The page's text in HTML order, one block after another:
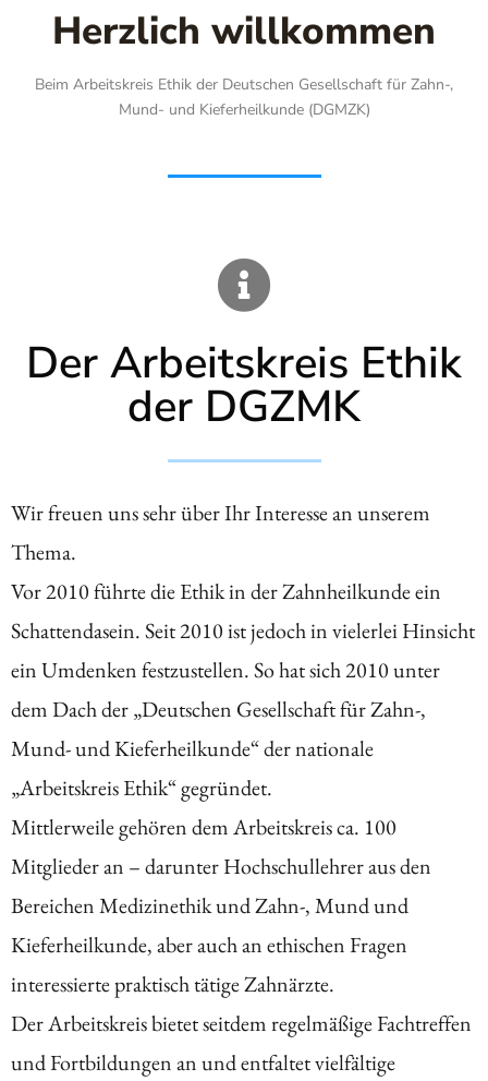
Herzlich willkommen
Beim Arbeitskreis Ethik der Deutschen Gesellschaft für Zahn-,
Mund- und Kieferheilkunde (DGMZK)
Der Arbeitskreis Ethik
der DGZMK
Wir freuen uns sehr über Ihr Interesse an unserem
Thema.
Vor 2010 führte die Ethik in der Zahnheilkunde ein
Schattendasein. Seit 2010 ist jedoch in vielerlei Hinsicht
ein Umdenken festzustellen. So hat sich 2010 unter
dem Dach der „Deutschen Gesellschaft für Zahn-,
Mund- und Kieferheilkunde“ der nationale
„Arbeitskreis Ethik“ gegründet.
Mittlerweile gehören dem Arbeitskreis ca. 100
Mitglieder an – darunter Hochschullehrer aus den
Bereichen Medizinethik und Zahn-, Mund und
Kieferheilkunde, aber auch an ethischen Fragen
interessierte praktisch tätige Zahnärzte.
Der Arbeitskreis bietet seitdem regelmäßige Fachtreffen
und Fortbildungen an und entfaltet vielfältige